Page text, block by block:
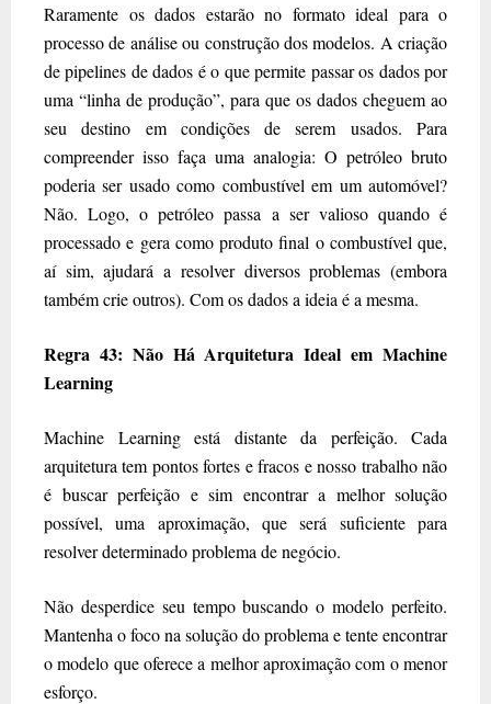
Raramente os dados estarão no formato ideal para o
processo de análise ou construção dos modelos. A criação
de pipelines de dados é o que permite passar os dados por
uma “linha de produção”, para que os dados cheguem ao
seu destino em condições de serem usados. Para
compreender isso faça uma analogia: O petróleo bruto
poderia ser usado como combustível em um automóvel?
Não. Logo, o petróleo passa a ser valioso quando é
processado e gera como produto final o combustível que,
aí sim, ajudará a resolver diversos problemas (embora
também crie outros). Com os dados a ideia é a mesma.
Regra 43: Não Há Arquitetura Ideal em Machine
Learning
Machine Learning está distante da perfeição. Cada
arquitetura tem pontos fortes e fracos e nosso trabalho não
é buscar perfeição e sim encontrar a melhor solução
possível, uma aproximação, que será suficiente para
resolver determinado problema de negócio.
Não desperdice seu tempo buscando o modelo perfeito.
Mantenha o foco na solução do problema e tente encontrar
o modelo que oferece a melhor aproximação com o menor
esforço.